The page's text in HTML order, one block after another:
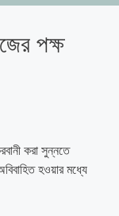
পক্ষ
করা সুন্নতে
হওয়ার মধ্যে